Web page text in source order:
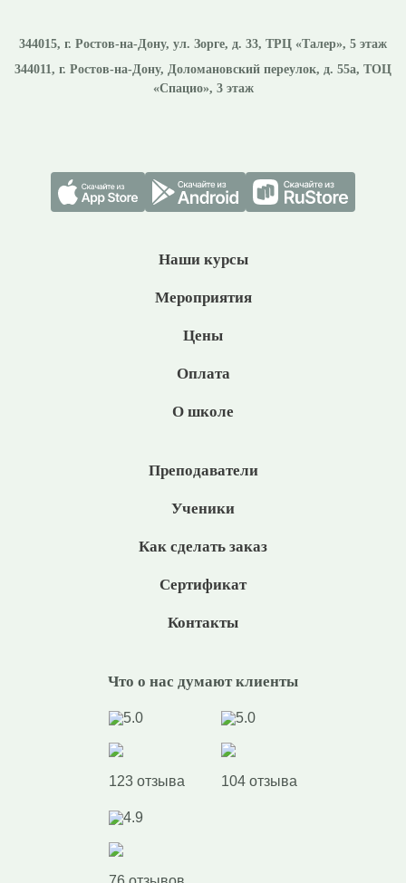
344015, г. Ростов-на-Дону, ул. Зорге, д. 33, ТРЦ «Талер», 5 этаж
344011, г. Ростов-на-Дону, Доломановский переулок, д. 55а, ТОЦ
«Спацио», 3 этаж
Наши курсы
Мероприятия
Цены
Оплата
О школе
Преподаватели
Ученики
Как сделать заказ
Сертификат
Контакты
Что о нас думают клиенты
5.0
123 отзыва
5.0
104 отзыва
4.9